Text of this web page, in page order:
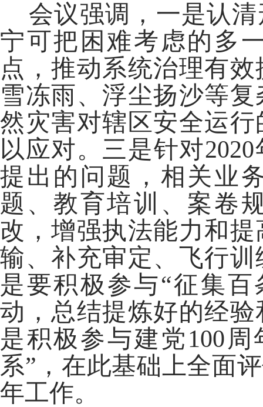
会议强调，一是认清
宁可把困难考虑的多
点，推动系统治理有
雪冻雨、浮尘扬沙等
然灾害对辖区安全运
以应对。三是针对
提出的问题，相关业
题、教育培训、案卷
改，增强执法能力和
输、补充审定、飞行
是要积极参与“征集
动，总结提炼好的经
是积极参与建党100
系”，在此基础上全面
年工作。